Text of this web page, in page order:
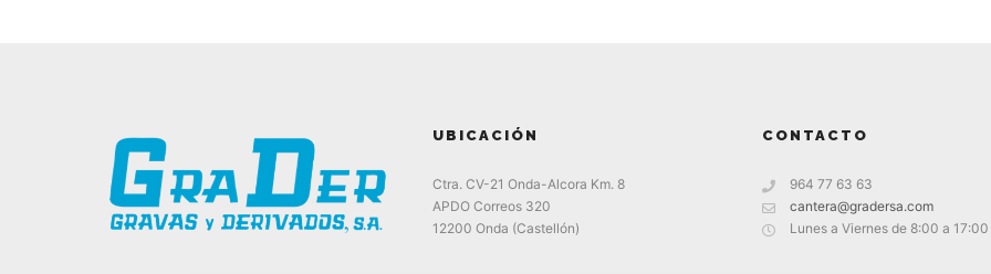
UBICACIÓN
Ctra. CV-21 Onda-Alcora Km. 8
APDO Correos 320
12200 Onda (Castellón)
CONTACTO
964 77 63 63
cantera@gradersa.com
Lunes a Viernes de 8:00 a 17:00